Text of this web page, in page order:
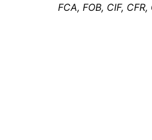
FCA, FOB, CIF,